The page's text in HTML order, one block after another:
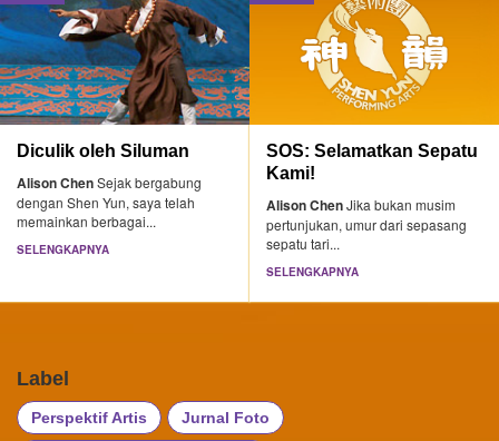
Diculik oleh Siluman
Alison ChenSejak bergabung
dengan Shen Yun, saya telah
memainkan berbagai...
SELENGKAPNYA
SOS: Selamatkan Sepatu
Kami!
Alison ChenJika bukan musim
pertunjukan, umur dari sepasang
sepatu tari...
SELENGKAPNYA
Label
Perspektif Artis Jurnal Foto